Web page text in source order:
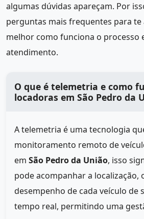
algumas dúvidas apareçam. Por
perguntas mais frequentes para
melhor como funciona o processo
atendimento.
O que é telemetria e como
locadoras em São Pedro da
A telemetria é uma tecnologia
monitoramento remoto de
em São Pedro da União, isso
pode acompanhar a localização,
desempenho de cada veículo de
tempo real, permitindo uma